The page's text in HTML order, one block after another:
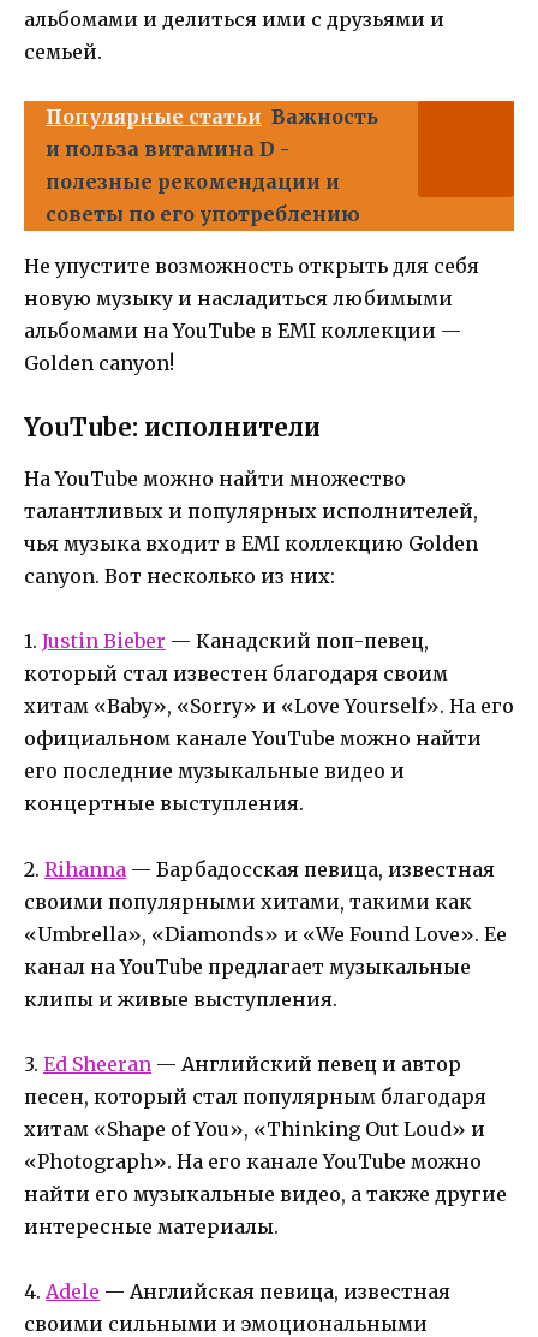
альбомами и делиться ими с друзьями и
семьей.
Популярные статьи Важность
и польза витамина D -
полезные рекомендации и
советы по его употреблению
Не упустите возможность открыть для себя
новую музыку и насладиться любимыми
альбомами на YouTube в EMI коллекции —
Golden canyon!
YouTube: исполнители
На YouTube можно найти множество
талантливых и популярных исполнителей,
чья музыка входит в EMI коллекцию Golden
canyon. Вот несколько из них:
1. Justin Bieber — Канадский поп-певец,
который стал известен благодаря своим
хитам «Baby», «Sorry» и «Love Yourself». На его
официальном канале YouTube можно найти
его последние музыкальные видео и
концертные выступления.
2. Rihanna — Барбадосская певица, известная
своими популярными хитами, такими как
«Umbrella», «Diamonds» и «We Found Love». Ее
канал на YouTube предлагает музыкальные
клипы и живые выступления.
3. Ed Sheeran — Английский певец и автор
песен, который стал популярным благодаря
хитам «Shape of You», «Thinking Out Loud» и
«Photograph». На его канале YouTube можно
найти его музыкальные видео, а также другие
интересные материалы.
4. Adele — Английская певица, известная
своими сильными и эмоциональными